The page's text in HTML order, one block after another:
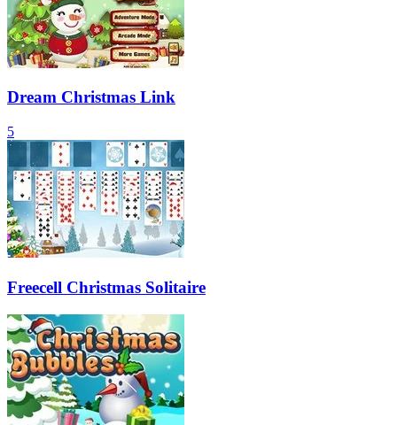
Dream Christmas Link
5
Freecell Christmas Solitaire